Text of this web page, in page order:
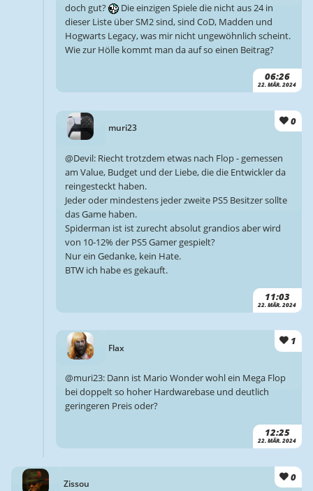
06:26
22. MÄR. 2024
doch gut?
Die einzigen Spiele die nicht aus 24 in
dieser Liste über SM2 sind, sind CoD, Madden und
Hogwarts Legacy, was mir nicht ungewöhnlich scheint.
Wie zur Hölle kommt man da auf so einen Beitrag?
muri23
0
11:03
22. MÄR. 2024
@Devil: Riecht trotzdem etwas nach Flop - gemessen
am Value, Budget und der Liebe, die die Entwickler da
reingesteckt haben.
Jeder oder mindestens jeder zweite PS5 Besitzer sollte
das Game haben.
Spiderman ist ist zurecht absolut grandios aber wird
von 10-12% der PS5 Gamer gespielt?
Nur ein Gedanke, kein Hate.
BTW ich habe es gekauft.
Flax
1
12:25
22. MÄR. 2024
@muri23: Dann ist Mario Wonder wohl ein Mega Flop
bei doppelt so hoher Hardwarebase und deutlich
geringeren Preis oder?
Zissou
0